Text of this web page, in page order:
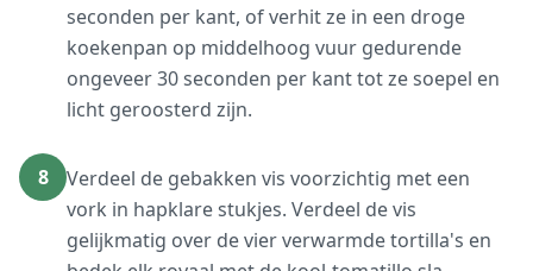
seconden per kant, of verhit ze in een droge
koekenpan op middelhoog vuur gedurende
ongeveer 30 seconden per kant tot ze soepel en
licht geroosterd zijn.
8
Verdeel de gebakken vis voorzichtig met een
vork in hapklare stukjes. Verdeel de vis
gelijkmatig over de vier verwarmde tortilla's en